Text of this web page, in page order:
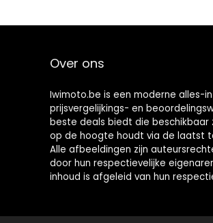
Over ons
Iwimoto.be is een moderne alles-
prijsvergelijkings- en
beste deals biedt die beschikbaar
op de hoogte houdt via de laatst
Alle afbeeldingen zijn
door hun respectievelijke
inhoud is afgeleid van hun